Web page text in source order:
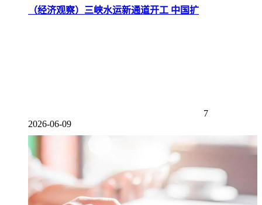
（经济观察）三峡水运新通道开工 中国扩
7
2026-06-09